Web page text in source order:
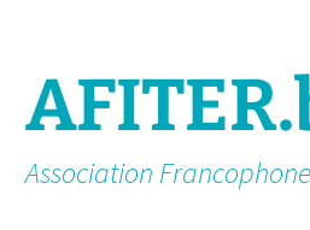
Association